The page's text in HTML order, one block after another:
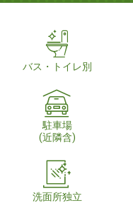
バス・トイレ別
駐車場
(近隣含)
洗面所独立